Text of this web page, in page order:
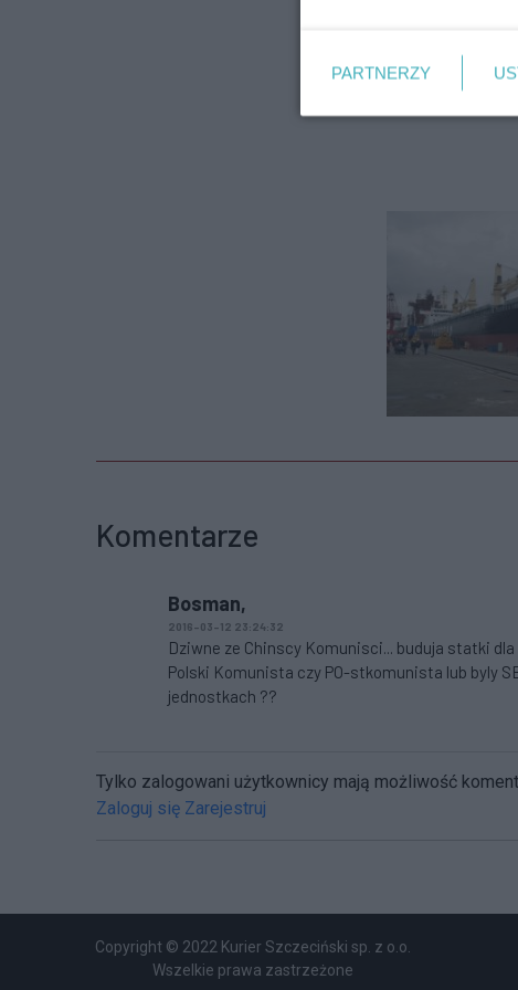
Komentarze
Bosman,
2016-03-12 23:24:32
Dziwne ze Chinscy Komunisci... buduja statki
Polski Komunista czy PO-stkomunista lub byly
jednostkach ??
Tylko zalogowani użytkownicy mają możliwość
Zaloguj się Zarejestruj
Copyright © 2022 Kurier Szczeciński sp. z o.o.
Wszelkie prawa zastrzeżone
PARTNERZY